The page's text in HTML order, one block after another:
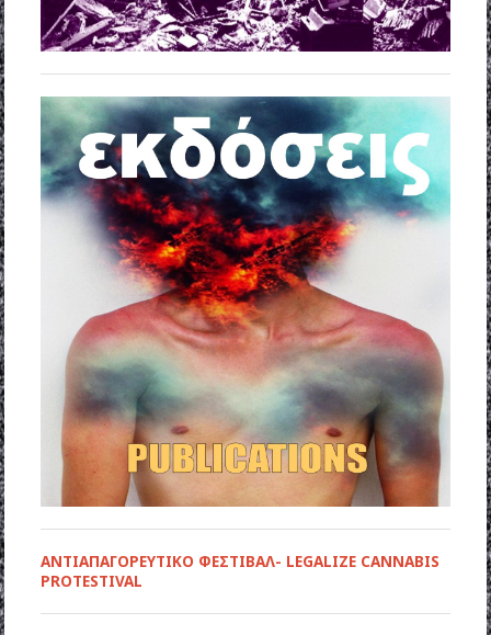
ΑΝΤΙΑΠΑΓΟΡΕΥΤΙΚΟ ΦΕΣΤΙΒΑΛ- LEGALIZE CANNABIS
PROTESTIVAL